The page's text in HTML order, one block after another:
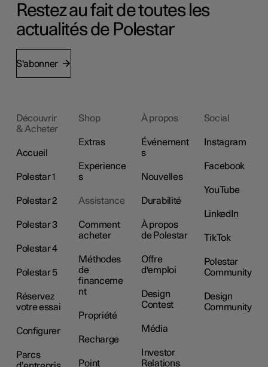
Restez au fait de toutes les
actualités de Polestar
S'abonner
Découvrir
& Acheter
Accueil
Polestar 1
Polestar 2
Polestar 3
Polestar 4
Polestar 5
Réservez
votre essai
Configurer
Parcs
Shop
Extras
Experience
s
Assistance
Comment
acheter
Méthodes
de
financeme
nt
Propriété
Recharge
Point
À propos
Événement
s
Nouvelles
Durabilité
À propos
de Polestar
Offre
d'emploi
Design
Contest
Média
Investor
Relations
Social
Instagram
Facebook
YouTube
LinkedIn
TikTok
Polestar
Community
Design
Community